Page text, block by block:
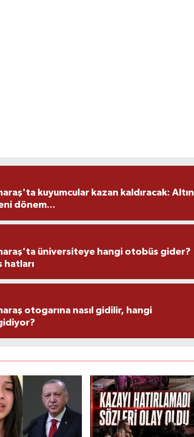
kuyumcular kazan kaldıracak: Altın
dönem...
üniversiteye hangi otobüs gider?
hatları
otogarına nasıl gidilir, hangi